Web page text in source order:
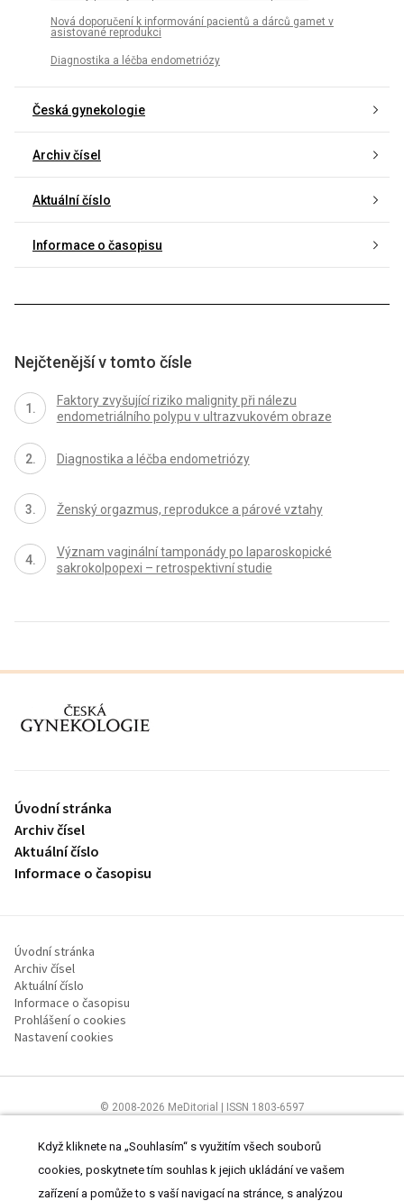
Nová doporučení k informování pacientů a dárců gamet v
asistované reprodukci
Diagnostika a léčba endometriózy
Česká gynekologie
Archiv čísel
Aktuální číslo
Informace o časopisu
Nejčtenější v tomto čísle
Faktory zvyšující riziko malignity při nálezu
endometriálního polypu v ultrazvukovém obraze
Diagnostika a léčba endometriózy
Ženský orgazmus, reprodukce a párové vztahy
Význam vaginální tamponády po laparoskopické
sakrokolpopexi – retrospektivní studie
proLékaře.cz
Úvodní stránka
Archiv čísel
Aktuální číslo
Informace o časopisu
Úvodní stránka
Archiv čísel
Aktuální číslo
Informace o časopisu
Prohlášení o cookies
Nastavení cookies
© 2008-2026 MeDitorial | ISSN 1803-6597
zdravotnictví.Čtěte prohlášeníaZásady zpracování osobních údajů
Když kliknete na „Souhlasím“ s využitím všech souborů
cookies, poskytnete tím souhlas k jejich ukládání ve vašem
zařízení a pomůže to s vaší navigací na stránce, s analýzou